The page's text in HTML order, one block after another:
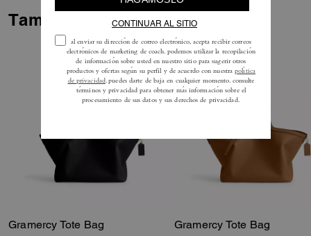
También Te Puede Gustar
Gramercy Tote Bag Gramercy Tote Bag